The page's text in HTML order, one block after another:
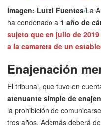
Imagen: Lutxi Fuentes/La
ha condenado a 1 año de
sujeto que en julio de
a la camarera de un
Enajenación
El tribunal, que tuvo en
atenuante simple de
la prohibición de
tres años. Además deberá de